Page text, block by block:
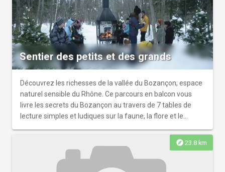
Sentier des petits et des grands
Découvrez les richesses de la vallée du Bozançon, espace
naturel sensible du Rhône. Ce parcours en balcon vous
livre les secrets du Bozançon au travers de 7 tables de
lecture simples et ludiques sur la faune, la flore et le
explore 23.8 km